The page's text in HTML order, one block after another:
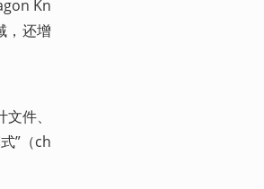
Kn
，还增
件、
”（ch